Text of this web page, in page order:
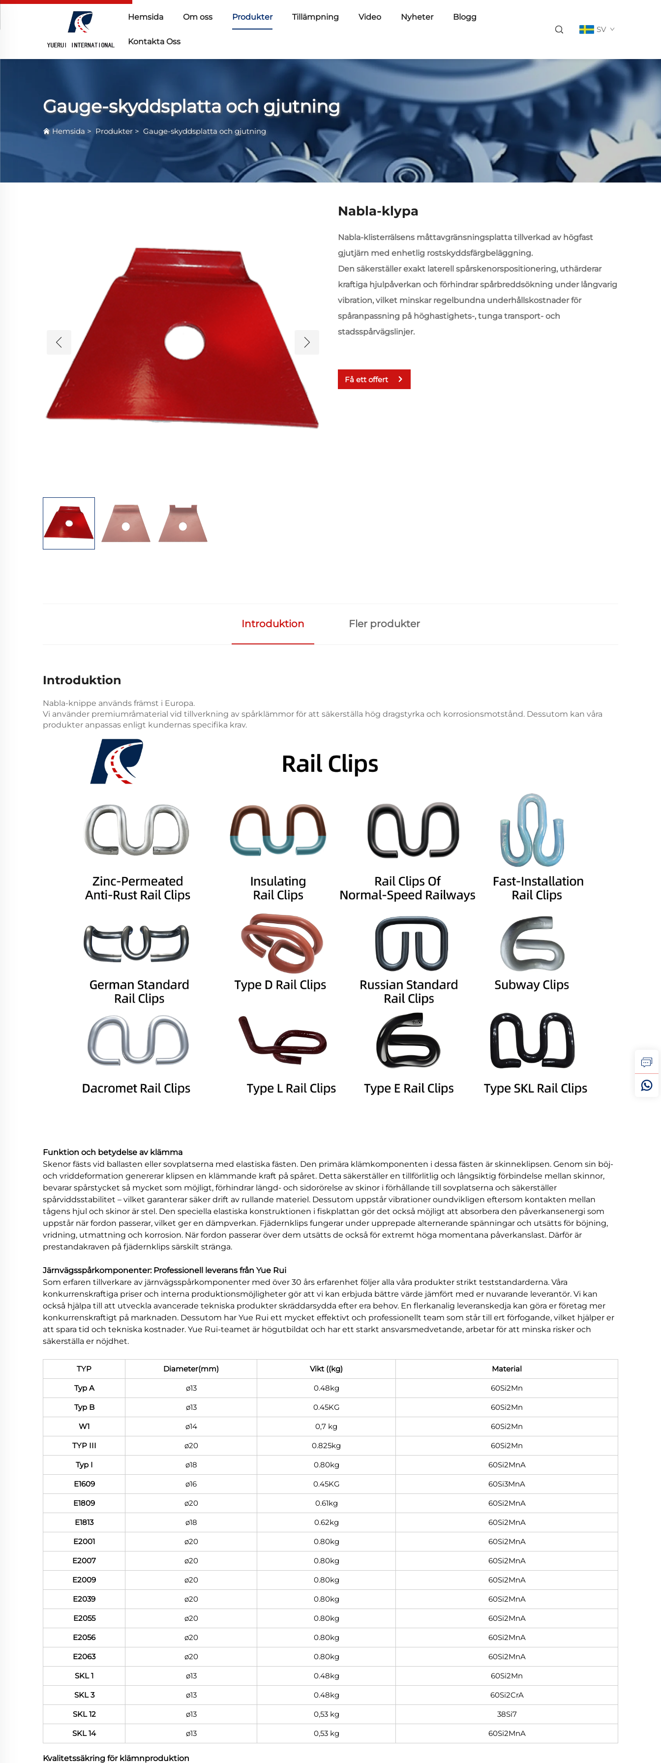
Hemsida Om oss Produkter Tillämpning Video Nyheter Blogg
Kontakta Oss
SV
Gauge-skyddsplatta och gjutning
Hemsida > Produkter > Gauge-skyddsplatta och gjutning
Nabla-klypa
Nabla-klisterrälsens måttavgränsningsplatta tillverkad av högfast
gjutjärn med enhetlig rostskyddsfärgbeläggning.
Den säkerställer exakt laterell spårskenorspositionering, uthärderar
kraftiga hjulpåverkan och förhindrar spårbreddsökning under långvarig
vibration, vilket minskar regelbundna underhållskostnader för
spåranpassning på höghastighets-, tunga transport- och
stadsspårvägslinjer.
Få ett offert
Introduktion Fler produkter
Introduktion
Nabla-knippe används främst i Europa.
Vi använder premiumråmaterial vid tillverkning av spårklämmor för att säkerställa hög dragstyrka och korrosionsmotstånd. Dessutom kan våra
produkter anpassas enligt kundernas specifika krav.
Funktion och betydelse av klämma
Skenor fästs vid ballasten eller sovplatserna med elastiska fästen. Den primära klämkomponenten i dessa fästen är skinneklipsen. Genom sin böj-
och vriddeformation genererar klipsen en klämmande kraft på spåret. Detta säkerställer en tillförlitlig och långsiktig förbindelse mellan skinnor,
bevarar spårstycket så mycket som möjligt, förhindrar längd- och sidorörelse av skinor i förhållande till sovplatserna och säkerställer
spårviddsstabilitet – vilket garanterar säker drift av rullande materiel. Dessutom uppstår vibrationer oundvikligen eftersom kontakten mellan
tågens hjul och skinor är stel. Den speciella elastiska konstruktionen i fiskplattan gör det också möjligt att absorbera den påverkansenergi som
uppstår när fordon passerar, vilket ger en dämpverkan. Fjädernklips fungerar under upprepade alternerande spänningar och utsätts för böjning,
vridning, utmattning och korrosion. När fordon passerar över dem utsätts de också för extremt höga momentana påverkanslast. Därför är
prestandakraven på fjädernklips särskilt stränga.
Järnvägsspårkomponenter: Professionell leverans från Yue Rui
Som erfaren tillverkare av järnvägsspårkomponenter med över 30 års erfarenhet följer alla våra produkter strikt teststandarderna. Våra
konkurrenskraftiga priser och interna produktionsmöjligheter gör att vi kan erbjuda bättre värde jämfört med er nuvarande leverantör. Vi kan
också hjälpa till att utveckla avancerade tekniska produkter skräddarsydda efter era behov. En flerkanalig leveranskedja kan göra er företag mer
konkurrenskraftigt på marknaden. Dessutom har Yue Rui ett mycket effektivt och professionellt team som står till ert förfogande, vilket hjälper er
att spara tid och tekniska kostnader. Yue Rui-teamet är högutbildat och har ett starkt ansvarsmedvetande, arbetar för att minska risker och
säkerställa er nöjdhet.
TYP Diameter(mm) Vikt ((kg) Material
Typ A ø13 0.48kg 60Si2Mn
Typ B ø13 0.45KG 60Si2Mn
W1 ø14 0,7 kg 60Si2Mn
TYP III ø20 0.825kg 60Si2Mn
Typ I ø18 0.80kg 60Si2MnA
E1609 ø16 0.45KG 60Si3MnA
E1809 ø20 0.61kg 60Si2MnA
E1813 ø18 0.62kg 60Si2MnA
E2001 ø20 0.80kg 60Si2MnA
E2007 ø20 0.80kg 60Si2MnA
E2009 ø20 0.80kg 60Si2MnA
E2039 ø20 0.80kg 60Si2MnA
E2055 ø20 0.80kg 60Si2MnA
E2056 ø20 0.80kg 60Si2MnA
E2063 ø20 0.80kg 60Si2MnA
SKL 1 ø13 0.48kg 60Si2Mn
SKL 3 ø13 0.48kg 60Si2CrA
SKL 12 ø13 0,53 kg 38Si7
SKL 14 ø13 0,53 kg 60Si2MnA
Kvalitetssäkring för klämnproduktion